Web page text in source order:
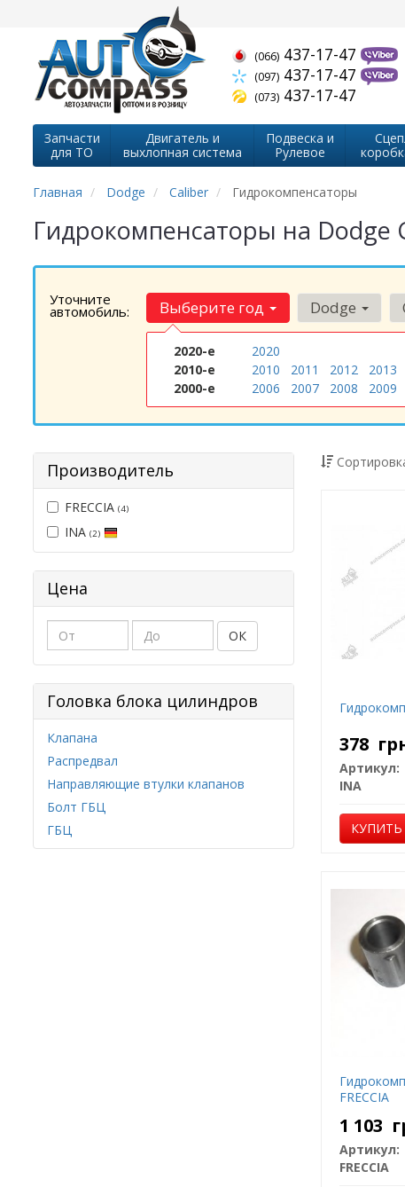
(066) 437-17-47
(097) 437-17-47
(073) 437-17-47
Запчасти
для ТО
Двигатель и
выхлопная система
Подвеска и
Рулевое
Главная Dodge Caliber Гидрокомпенсаторы
Гидрокомпенсаторы на Dodge
Уточните
автомобиль: Выберите год
2020-е
2020
2010-е
2010 2011 2012 2013
2000-е
2006 2007 2008 2009
Dodge
Производитель
FRECCIA (4)
INA (2)
Цена
ОК
Головка блока цилиндров
Клапана
Распредвал
Направляющие втулки клапанов
Болт ГБЦ
ГБЦ
378
Артикул:
INA
КУПИТЬ
FRECCIA
1 103
Артикул:
FRECCIA